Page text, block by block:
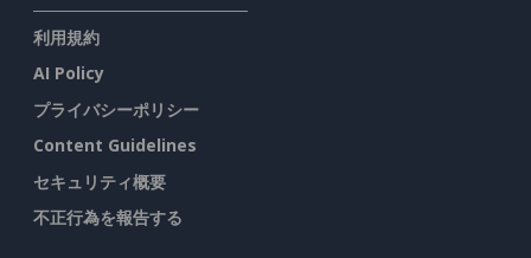
利用規約
AI Policy
プライバシーポリシー
Content Guidelines
セキュリティ概要
不正行為を報告する